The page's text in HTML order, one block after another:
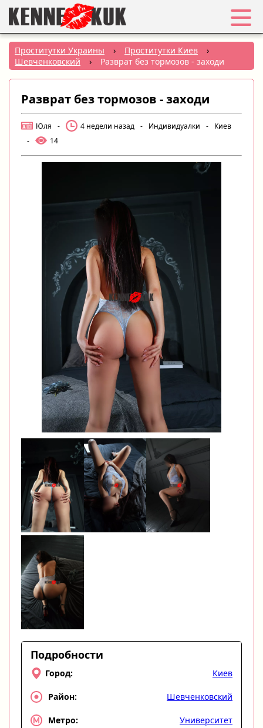
Избранное
Вход
Регистрация
Города:
РУС|
УКР
Проститутки Украины › Проститутки Киев
›
Шевченковский
› Разврат без тормозов - заходи
Разврат без тормозов - заходи
Юля - 4 недели назад - Индивидуалки -
Киев
-
14
Подробности
Город: Киев
Район: Шевченковский
Метро: Университет